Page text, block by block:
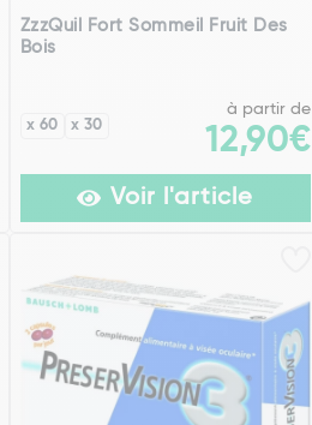
ZzzQuil Fort Sommeil Fruit Des
Bois
x 60 x 30
à partir de
12,90€
Voir l'article